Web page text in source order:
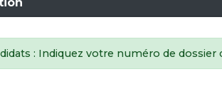
: Indiquez votre numéro de